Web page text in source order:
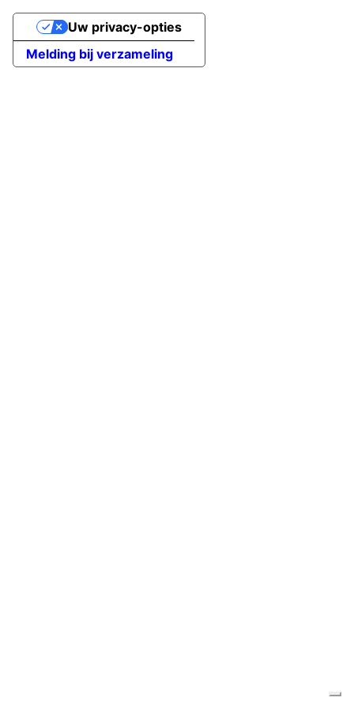
Melding bij verzameling
Uw privacy-opties